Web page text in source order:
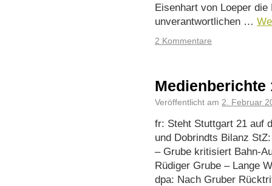
Eisenhart von Loeper
unverantwortlichen …
2 Kommentare
Medienberichte
Veröffentlicht am 2. Februar
fr: Steht Stuttgart 21 auf
und Dobrindts Bilanz
– Grube kritisiert Bahn-
Rüdiger Grube – Lange
dpa: Nach Gruber